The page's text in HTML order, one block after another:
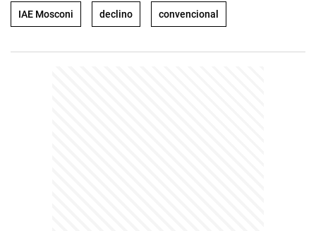
IAE Mosconi declino convencional